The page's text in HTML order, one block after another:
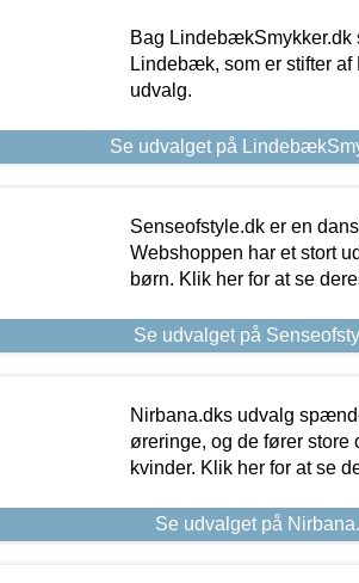
Bag LindebækSmykker.dk
Lindebæk, som er stifter
udvalg.
Se udvalget på
Senseofstyle.dk er en
Webshoppen har et stort
børn. Klik her for at se
Se udvalget på
Nirbana.dks udvalg
øreringe, og de fører
kvinder. Klik her for at se
Se udvalget på